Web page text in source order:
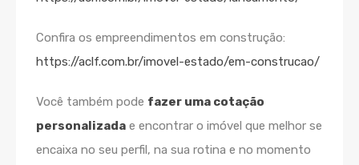
Confira os empreendimentos em construção:
https://aclf.com.br/imovel-estado/em-construcao/
Você também pode fazer uma cotação
personalizada e encontrar o imóvel que melhor se
encaixa no seu perfil, na sua rotina e no momento